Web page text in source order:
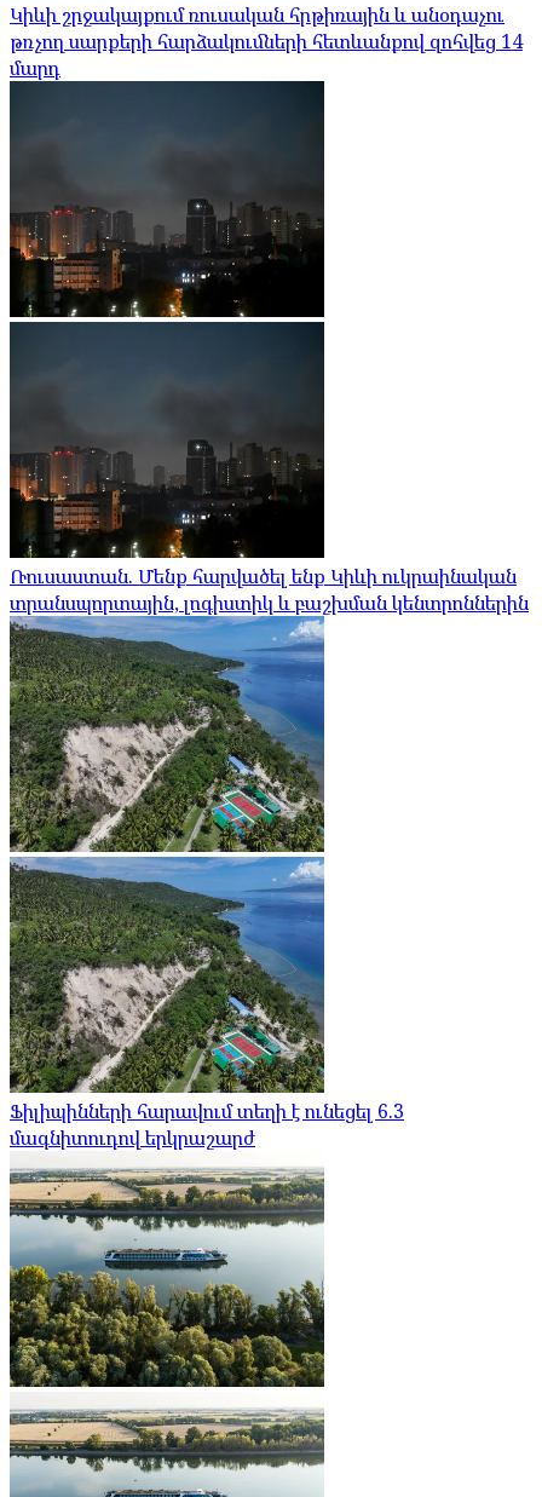
Կիևի շրջակայքում ռուսական հրթիռային և անօդաչու
թռչող սարքերի հարձակումների հետևանքով զոհվեց 14
մարդ
Ռուսաստան. Մենք հարվածել ենք Կիևի ուկրաինական
տրանսպորտային, լոգիստիկ և բաշխման կենտրոններին
Ֆիլիպինների հարավում տեղի է ունեցել 6.3
մագնիտուդով երկրաշարժ